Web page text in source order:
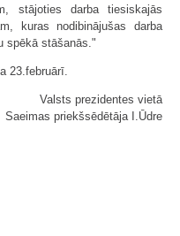
stājoties darba tiesiskajās
kuras nodibinājušas darba
spēkā stāšanās."
23.februārī.
Valsts prezidentes vietā
Saeimas priekšsēdētāja I.Ūdre